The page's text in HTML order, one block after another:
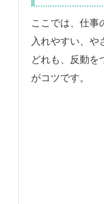
ここでは、仕事
入れやすい、や
どれも、反動を
がコツです。